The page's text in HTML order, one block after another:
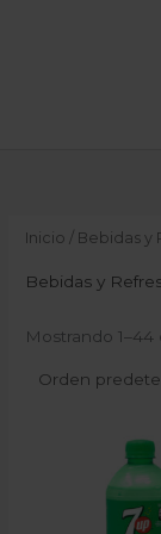
Inicio / Bebidas y
Bebidas y
Mostrando
de